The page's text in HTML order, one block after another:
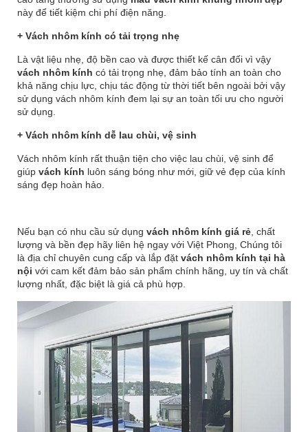
này để tiết kiệm chi phí điện năng.
+ Vách nhôm kính có tải trọng nhẹ
Là vật liệu nhẹ, độ bền cao và được thiết kế cân đối vì vậy
vách nhôm kính có tải trọng nhẹ, đảm bảo tính an toàn cho
khả năng chịu lực, chịu tác động từ thời tiết bên ngoài bởi vậy
sử dụng vách nhôm kính đem lại sự an toàn tối ưu cho người
sử dụng.
+ Vách nhôm kính dễ lau chùi, vệ sinh
Vách nhôm kính rất thuận tiện cho việc lau chùi, vệ sinh để
giúp vách kính luôn sáng bóng như mới, giữ vẻ đẹp của kính
sáng đẹp hoàn hảo.
Nếu bạn có nhu cầu sử dụng vách nhôm kính giá rẻ, chất
lượng và bền đẹp hãy liên hệ ngay với Việt Phong, Chúng tôi
là địa chỉ chuyên cung cấp và lắp đặt vách nhôm kính tại hà
nội với cam kết đảm bảo sản phẩm chính hãng, uy tín và chất
lượng nhất, đặc biệt là giá cả phù hợp.